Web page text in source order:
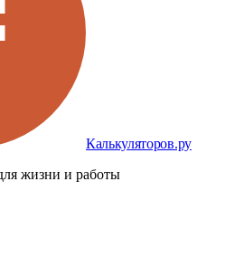
Калькуляторов.ру
жизни и работы